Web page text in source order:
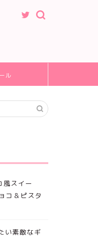
ル
風スイー
コ＆ピスタ
い素敵なギ